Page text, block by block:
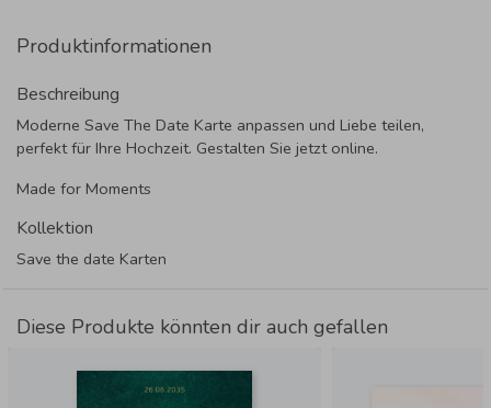
Produktinformationen
Beschreibung
Moderne Save The Date Karte anpassen und Liebe teilen,
perfekt für Ihre Hochzeit. Gestalten Sie jetzt online.
Made for Moments
Kollektion
Save the date Karten
Diese Produkte könnten dir auch gefallen